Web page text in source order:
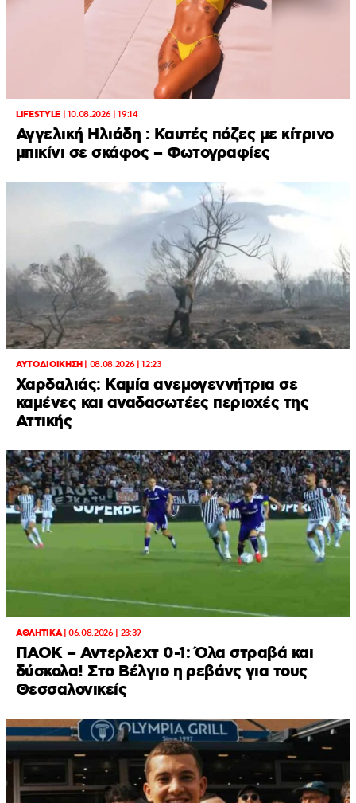
LIFESTYLE| 10.08.2026 | 19:14
Αγγελική Ηλιάδη : Καυτές πόζες με κίτρινο
μπικίνι σε σκάφος – Φωτογραφίες
ΑΥΤΟΔΙΟΙΚΗΣΗ| 08.08.2026 | 12:23
Χαρδαλιάς: Καμία ανεμογεννήτρια σε
καμένες και αναδασωτέες περιοχές της
Αττικής
ΑΘΛΗΤΙΚΑ|06.08.2026 | 23:39
ΠΑΟΚ – Αντερλεχτ 0-1: Όλα στραβά και
δύσκολα! Στο Βέλγιο η ρεβάνς για τους
Θεσσαλονικείς